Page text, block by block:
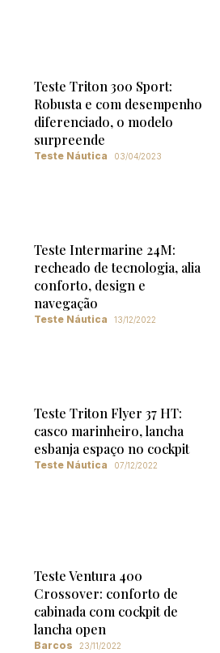
Teste Triton 300 Sport:
Robusta e com desempenho
diferenciado, o modelo
surpreende
Teste Náutica 03/04/2023
Teste Intermarine 24M:
recheado de tecnologia, alia
conforto, design e
navegação
Teste Náutica 13/12/2022
Teste Triton Flyer 37 HT:
casco marinheiro, lancha
esbanja espaço no cockpit
Teste Náutica 07/12/2022
Teste Ventura 400
Crossover: conforto de
cabinada com cockpit de
lancha open
Barcos 23/11/2022